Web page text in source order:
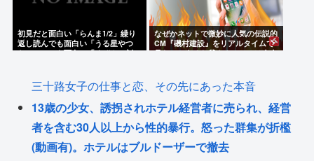
初見だと面白い「らんま1/2」繰り
返し読んでも面白い「うる星やつ
ら」いつでも面白い「めぞん一刻」
なぜかネットで微妙に人気の伝説的
CM『磯村建設』をリアルタイムで
見たことあるお爺さんモメンは存在
三十路女子の仕事と恋、その先にあった本音
13歳の少女、誘拐されホテル経営者に売られ、経営
者を含む30人以上から性的暴行。怒った群集が折檻
(動画有)。ホテルはブルドーザーで撤去